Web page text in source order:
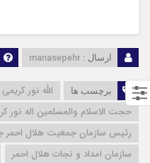
ارسال : manasepehr
برچسب ها الله نور کریمی
حجت الاسلام والمسلمین اله نور
رئیس سازمان جمعیت هلال‌ احمر
سازمان امداد و نجات هلال‌ احمر